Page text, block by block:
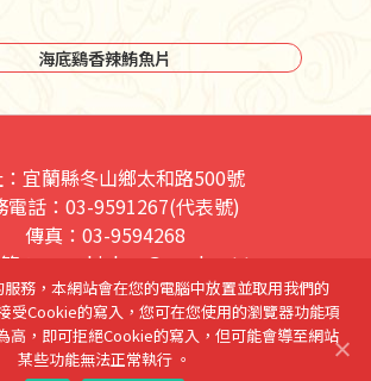
海底鷄香辣鮪魚片
宜蘭縣冬山鄉太和路500號
電話：03-9591267(代表號)
傳真：03-9594268
：sea_chicken@seed.net.tw
網站隱私權條款
股份有限公司 榮譽出品
務，本網站會在您的電腦中放置並取用我們的
受Cookie的寫入，您可在您使用的瀏覽器功能項
高，即可拒絕Cookie的寫入，但可能會導至網站
某些功能無法正常執行 。